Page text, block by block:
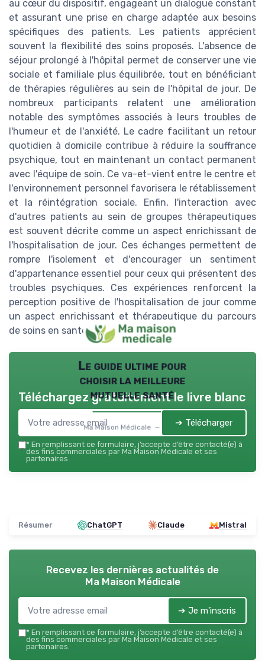
au cœur du dispositif, engageant un dialogue constant
et assurant une prise en charge adaptée aux besoins
spécifiques des patients. Les patients apprécient
souvent la flexibilité des soins proposés. L'absence de
séjour prolongé à l'hôpital permet de conserver une vie
sociale et familiale plus équilibrée, tout en bénéficiant
de thérapies régulières au sein de l'hôpital de jour. De
nombreux participants relatent une amélioration
notable des symptômes associés à leurs troubles de
l'humeur et de l'anxiété. Le cadre facilitant un retour
quotidien à domicile contribue à réduire la souffrance
psychique, tout en maintenant un contact permanent
avec l'équipe de soin. Ce va-et-vient entre le centre et
l'environnement personnel favorisera le rétablissement
et la réintégration sociale. Enfin, l'interaction avec
d'autres patients au sein de groupes thérapeutiques
est souvent décrite comme un aspect enrichissant de
l'hospitalisation de jour. Ces échanges permettent de
rompre l'isolement et d'encourager un sentiment
d'appartenance essentiel pour ceux qui présentent des
troubles psychiques. Ces expériences renforcent la
perception positive de l'hospitalisation de jour comme
un aspect enrichissant et thérapeutique du parcours
de soins en santé mentale.
Le guide ultime pour
choisir la meilleure
mutuelle santé
Ma Maison Médicale — 2026
Téléchargez gratuitement le livre blanc
➔ Télécharger
* En remplissant ce formulaire, j’accepte d’être contacté(e) à
des fins commerciales par Ma Maison Médicale et ses
partenaires.
Résumer ChatGPT Claude Mistral
Recevez les dernières actualités de
Ma Maison Médicale
➔ Je m'inscris
* En remplissant ce formulaire, j’accepte d’être contacté(e) à
des fins commerciales par Ma Maison Médicale et ses
partenaires.